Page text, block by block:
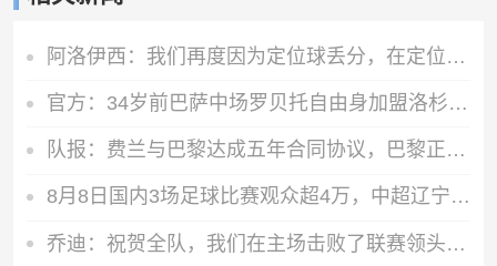
阿洛伊西：我们再度因为定位球丢分，在定位球防守上犯了一些错误
官方：34岁前巴萨中场罗贝托自由身加盟洛杉矶银河，签约2年
队报：费兰与巴黎达成五年合同协议，巴黎正在与巴萨磋商转会费
8月8日国内3场足球比赛观众超4万，中超辽宁德比62075人排今年第6
乔迪：祝贺全队，我们在主场击败了联赛领头羊，顺利拿下宝贵三分